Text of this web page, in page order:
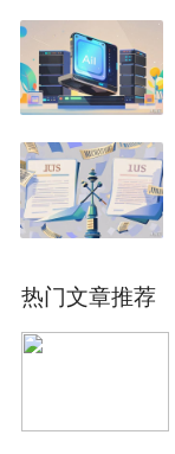
热门文章推荐